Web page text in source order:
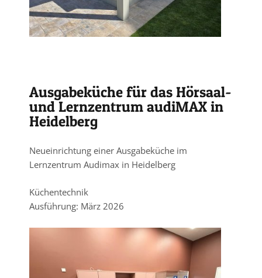
Ausgabeküche für das Hörsaal-
und Lernzentrum audiMAX in
Heidelberg
Neueinrichtung einer Ausgabeküche im
Lernzentrum Audimax in Heidelberg
Küchentechnik
Ausführung: März 2026